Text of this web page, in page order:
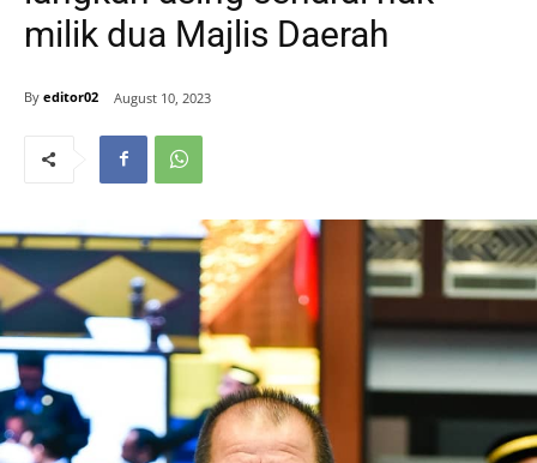
milik dua Majlis Daerah
By editor02 August 10, 2023